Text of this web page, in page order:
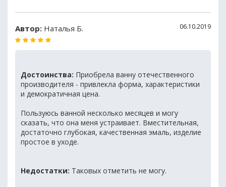
Автор: Наталья Б. 06.10.2019
Достоинства: Приобрела ванну отечественного
производителя - привлекла форма, характеристики
и демократичная цена.
Пользуюсь ванной несколько месяцев и могу
сказать, что она меня устраивает. Вместительная,
достаточно глубокая, качественная эмаль, изделие
простое в уходе.
Недостатки: Таковых отметить не могу.